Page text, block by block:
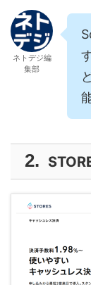
ネトデジ編
集部